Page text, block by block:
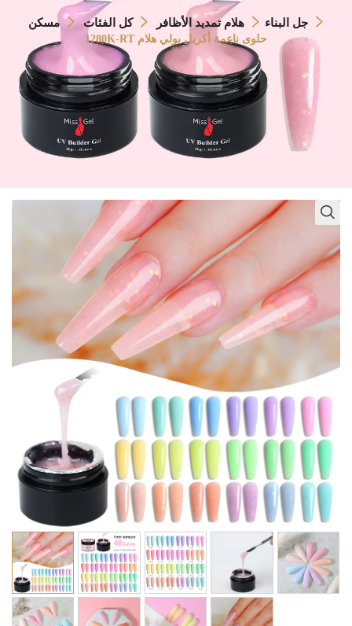
م
مسكن كل الفئات هلام تمديد الأظافر جل البناء
1280K-RT حلوى ناعمة أكريل بولي هلام